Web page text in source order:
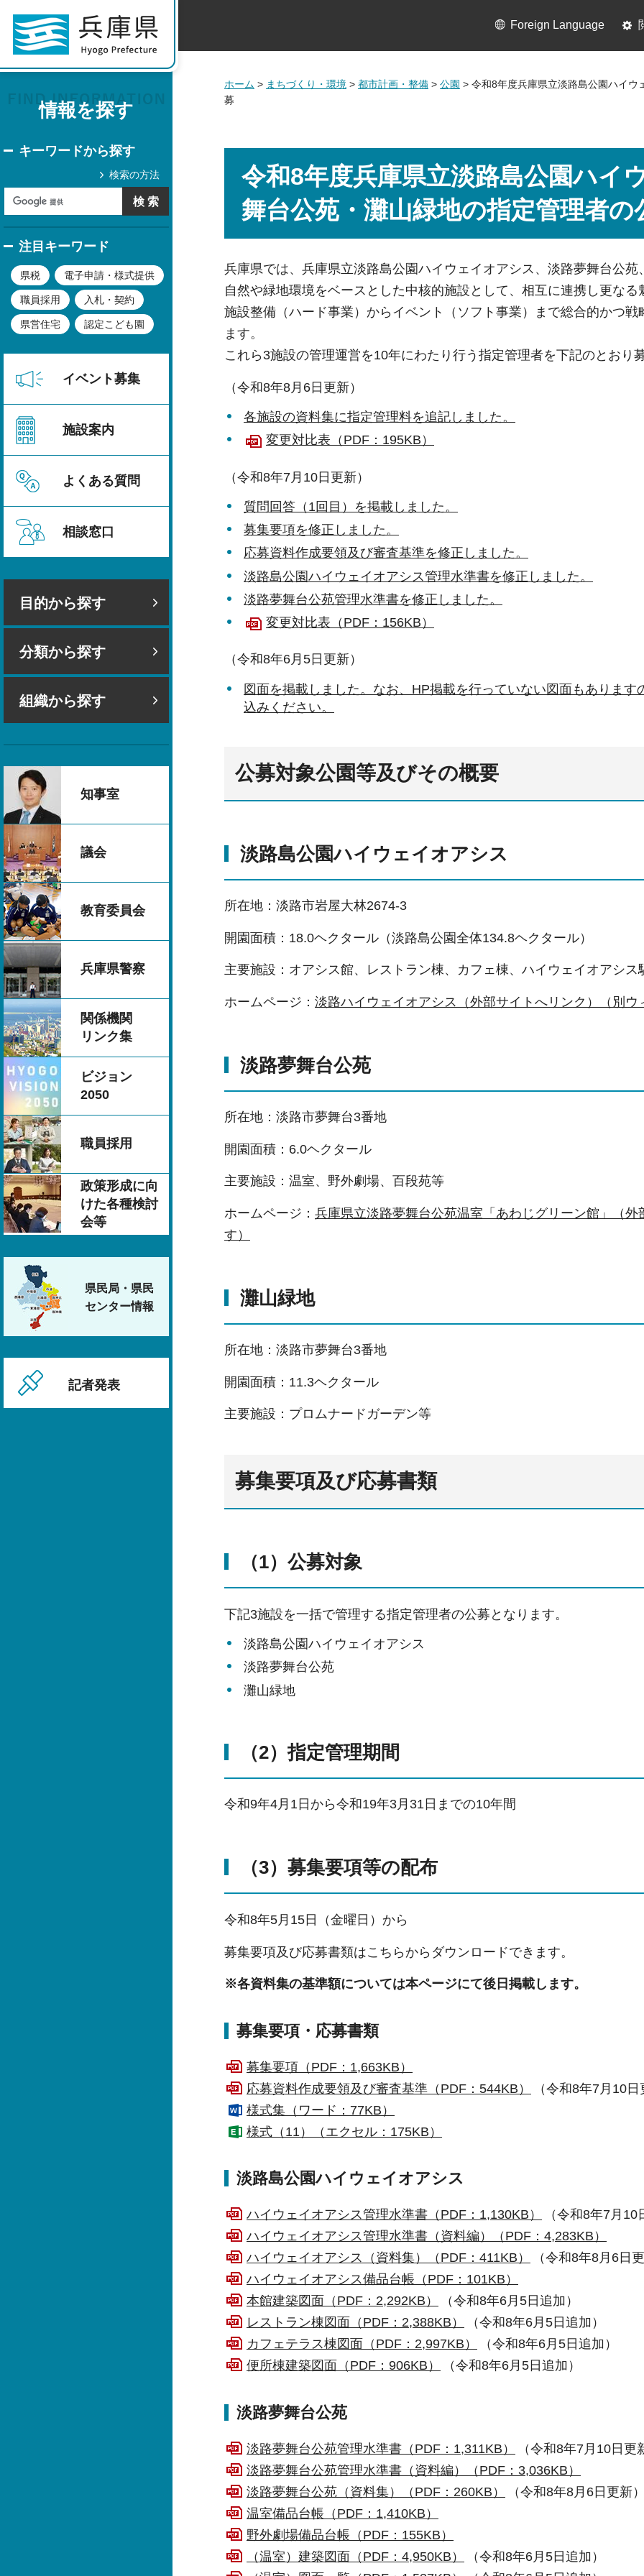
情報を探す
キーワードから探す
検索の方法
注目キーワード
県税 電子申請・様式提供
職員採用 入札・契約
県営住宅 認定こども園
イベント募集
施設案内
よくある質問
相談窓口
目的から探す
分類から探す
組織から探す
知事室
議会
教育委員会
兵庫県警察
関係機関
リンク集
ビジョン
2050
職員採用
政策形成に向
けた各種検討
会等
県民局・県民
センター情報
記者発表
Foreign Language
ホーム > まちづくり・環境 > 都市計画・整備 > 公園 > 令和8年度兵庫県立淡路島公園ハイ
募
令和8年度兵庫県立淡路島公園ハイ
舞台公苑・灘山緑地の指定管理者の
兵庫県では、兵庫県立淡路島公園ハイウェイオアシス、淡路夢舞台公
自然や緑地環境をベースとした中核的施設として、相互に連携し更なる
施設整備（ハード事業）からイベント（ソフト事業）まで総合的かつ
ます。
これら3施設の管理運営を10年にわたり行う指定管理者を下記のとおり
（令和8年8月6日更新）
各施設の資料集に指定管理料を追記しました。
変更対比表（PDF：195KB）
（令和8年7月10日更新）
質問回答（1回目）を掲載しました。
募集要項を修正しました。
応募資料作成要領及び審査基準を修正しました。
淡路島公園ハイウェイオアシス管理水準書を修正しました。
淡路夢舞台公苑管理水準書を修正しました。
変更対比表（PDF：156KB）
（令和8年6月5日更新）
図面を掲載しました。なお、HP掲載を行っていない図面もありま
込みください。
公募対象公園等及びその概要
淡路島公園ハイウェイオアシス
所在地：淡路市岩屋大林2674-3
開園面積：18.0ヘクタール（淡路島公園全体134.8ヘクタール）
主要施設：オアシス館、レストラン棟、カフェ棟、ハイウェイオアシス
ホームページ： 淡路ハイウェイオアシス（外部サイトへリンク）（別ウ
淡路夢舞台公苑
所在地：淡路市夢舞台3番地
開園面積：6.0ヘクタール
主要施設：温室、野外劇場、百段苑等
ホームページ： 兵庫県立淡路夢舞台公苑温室「あわじグリーン館」（
す）
灘山緑地
所在地：淡路市夢舞台3番地
開園面積：11.3ヘクタール
主要施設：プロムナードガーデン等
募集要項及び応募書類
（1）公募対象
下記3施設を一括で管理する指定管理者の公募となります。
淡路島公園ハイウェイオアシス
淡路夢舞台公苑
灘山緑地
（2）指定管理期間
令和9年4月1日から令和19年3月31日までの10年間
（3）募集要項等の配布
令和8年5月15日（金曜日）から
募集要項及び応募書類はこちらからダウンロードできます。
※各資料集の基準額については本ページにて後日掲載します。
募集要項・応募書類
募集要項（PDF：1,663KB）
応募資料作成要領及び審査基準（PDF：544KB）
（令和8年7月10日
様式集（ワード：77KB）
様式（11）（エクセル：175KB）
淡路島公園ハイウェイオアシス
ハイウェイオアシス管理水準書（PDF：1,130KB）
（令和8年7月10
ハイウェイオアシス管理水準書（資料編）（PDF：4,283KB）
ハイウェイオアシス（資料集）（PDF：411KB）
（令和8年8月6日更
ハイウェイオアシス備品台帳（PDF：101KB）
本館建築図面（PDF：2,292KB）
（令和8年6月5日追加）
レストラン棟図面（PDF：2,388KB）
（令和8年6月5日追加）
カフェテラス棟図面（PDF：2,997KB）
（令和8年6月5日追加）
便所棟建築図面（PDF：906KB）
（令和8年6月5日追加）
淡路夢舞台公苑
淡路夢舞台公苑管理水準書（PDF：1,311KB）
（令和8年7月10日更
淡路夢舞台公苑管理水準書（資料編）（PDF：3,036KB）
淡路夢舞台公苑（資料集）（PDF：260KB）
（令和8年8月6日更新）
温室備品台帳（PDF：1,410KB）
野外劇場備品台帳（PDF：155KB）
（温室）建築図面（PDF：4,950KB）
（令和8年6月5日追加）